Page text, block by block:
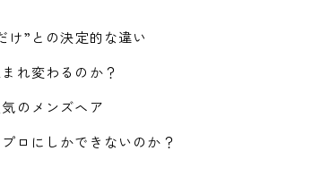
け”との決定的な違い
れ変わるのか？
のメンズヘア
ロにしかできないのか？